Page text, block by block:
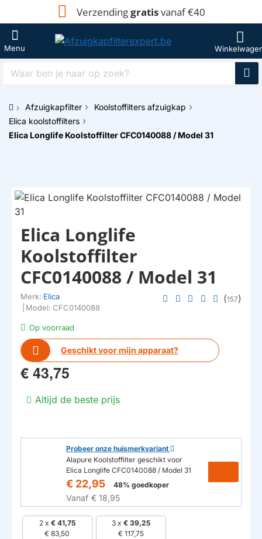
Verzendinggratisvanaf €40
Waar
naar
op
zoek?
h
o
Afzuigkapfilter
Koolstoffilters afzuigkap
Elica koolstoffilters
Elica Longlife Koolstoffilter CFC0140088 / Model 31
Op voorraad
Geschikt voor mijn apparaat?
Elica Longlife
Koolstoffilter
CFC0140088 / Model 31
Merk: Elica
Model: CFC0140088
(157)
€ 43,75
Altijd de beste prijs
Probeer onze huismerkvariant
Alapure Koolstoffilter geschikt voor
Elica Longlife CFC0140088 / Model 31
€ 22,95 48% goedkoper
Vanaf € 18,95
2 x € 41,75
€ 83,50
3 x € 39,25
€ 117,75